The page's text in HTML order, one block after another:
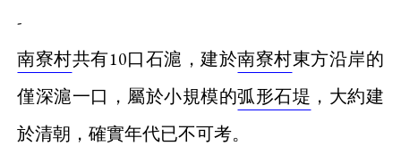
-
南寮村共有10口石滬，建於南寮村東方沿岸的
僅深滬一口，屬於小規模的弧形石堤 ，大約建
於清朝，確實年代已不可考。